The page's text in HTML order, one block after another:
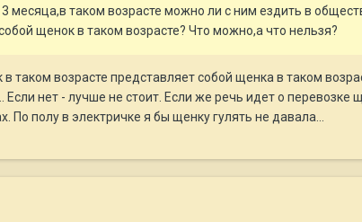
месяца,в таком возрасте можно ли с ним ездить в
щенок в таком возрасте? Что можно,а что нельзя?
таком возрасте представляет собой щенка в таком
нет - лучше не стоит. Если же речь идет о
По полу в электричке я бы щенку гулять не давала...